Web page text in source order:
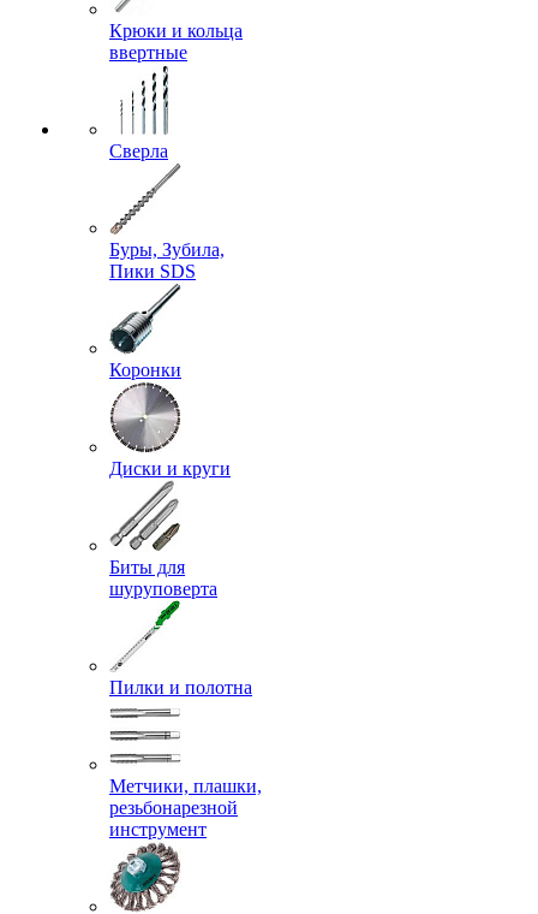
Крюки и кольца
ввертные
Сверла
Буры, Зубила,
Пики SDS
Коронки
Диски и круги
Биты для
шуруповерта
Пилки и полотна
Метчики, плашки,
резьбонарезной
инструмент